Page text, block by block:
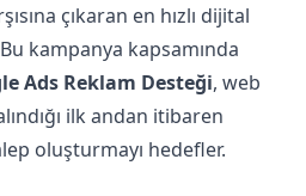
çıkaran en hızlı dijital
kampanya kapsamında
Ads Reklam Desteği, web
ilk andan itibaren
oluşturmayı hedefler.